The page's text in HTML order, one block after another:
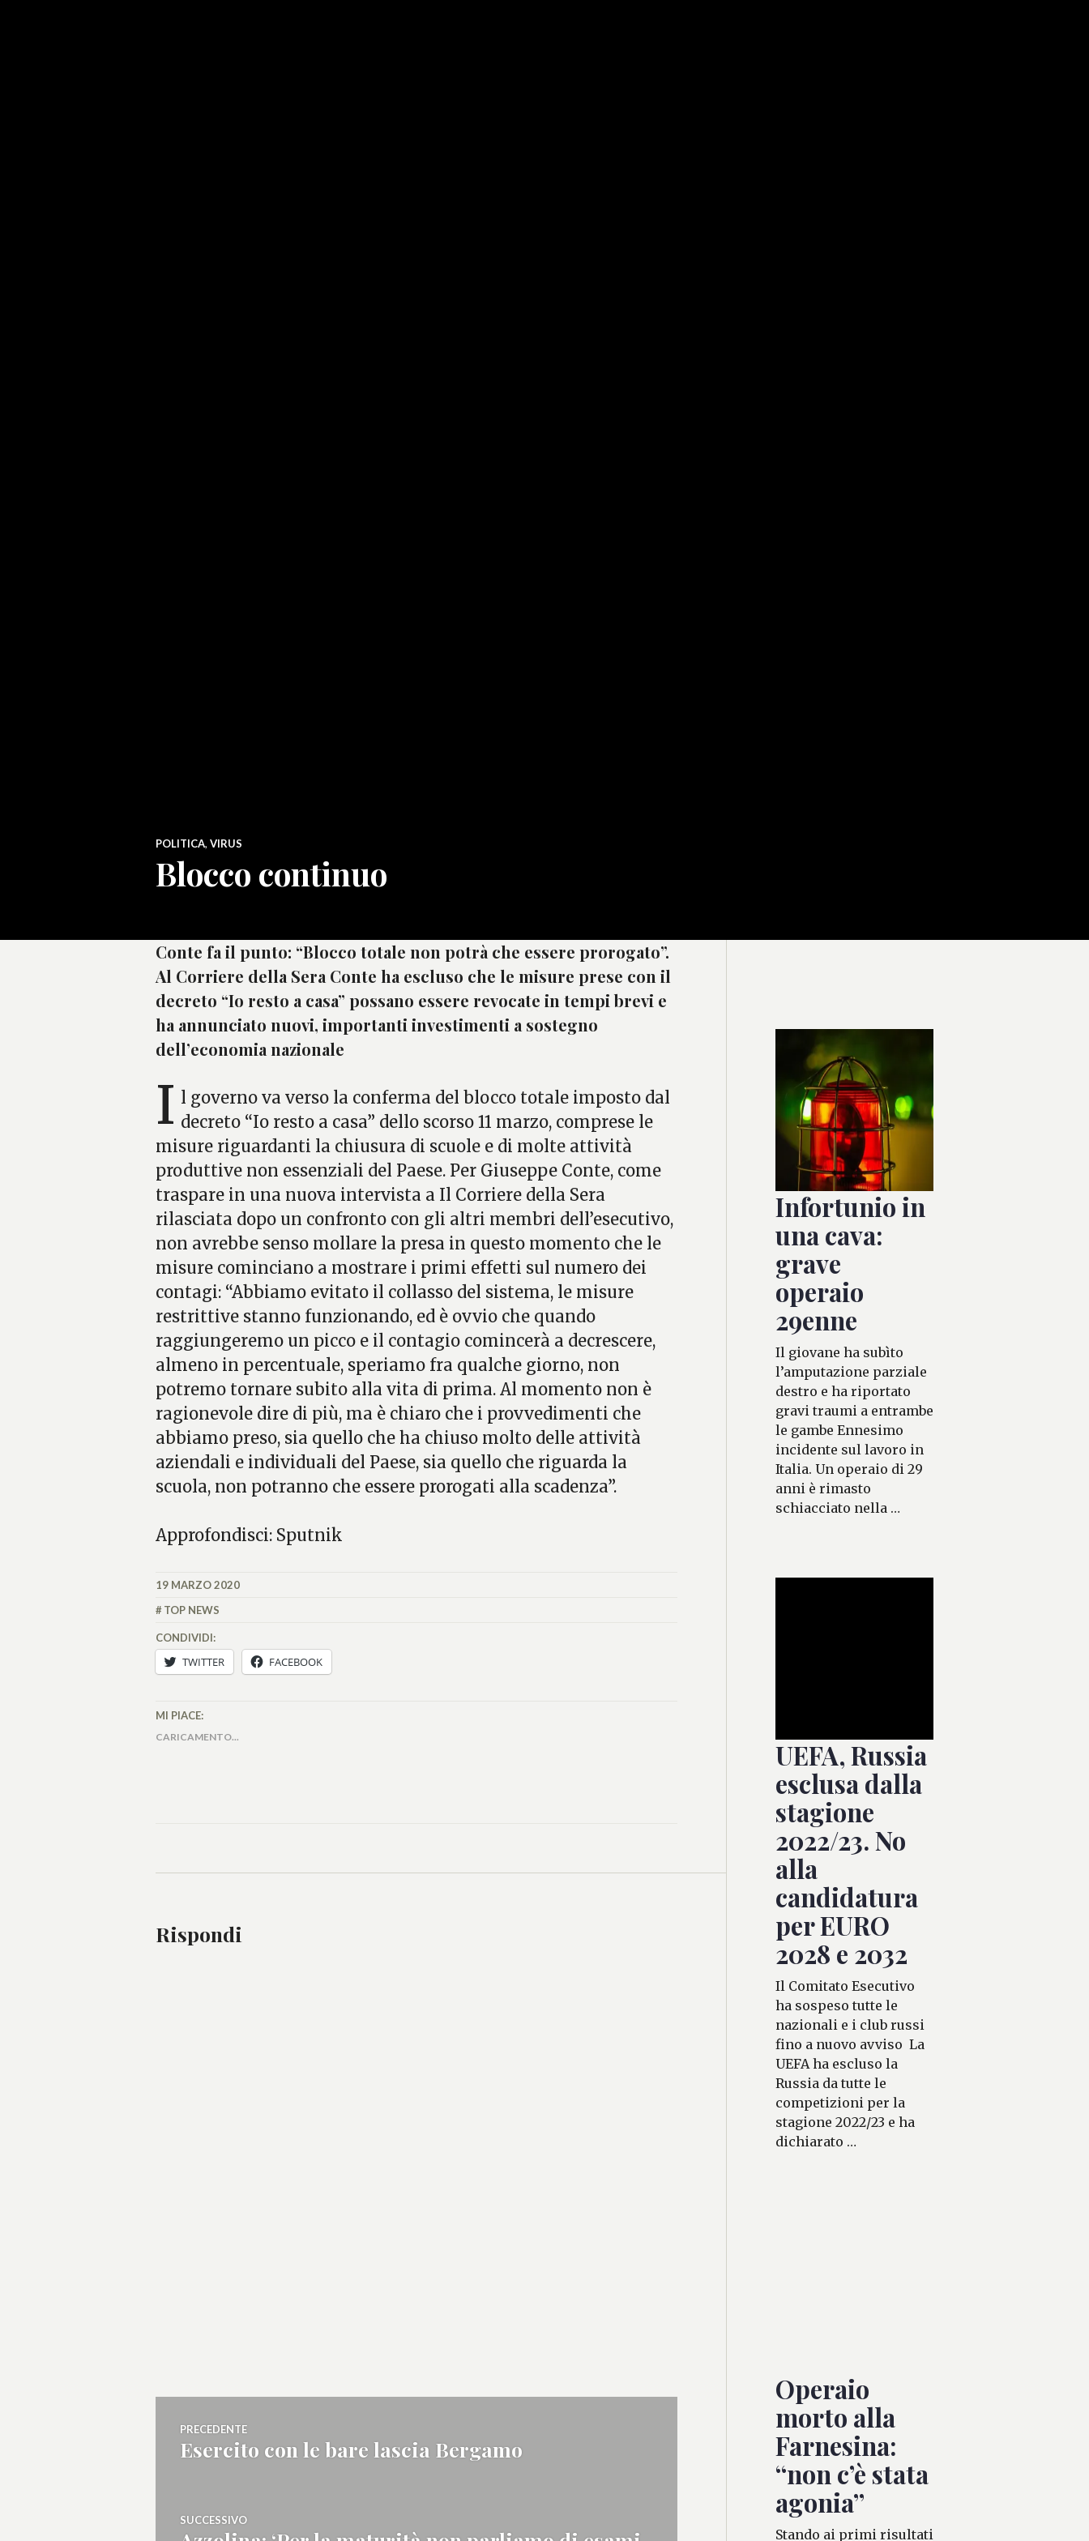
POLITICA, VIRUS
Blocco continuo
Conte fa il punto: “Blocco totale non potrà che essere prorogato”.
Al Corriere della Sera Conte ha escluso che le misure prese con il
decreto “Io resto a casa” possano essere revocate in tempi brevi e
ha annunciato nuovi, importanti investimenti a sostegno
dell’economia nazionale
I l governo va verso la conferma del blocco totale imposto dal
decreto “Io resto a casa” dello scorso 11 marzo, comprese le
misure riguardanti la chiusura di scuole e di molte attività
produttive non essenziali del Paese. Per Giuseppe Conte, come
traspare in una nuova intervista a Il Corriere della Sera
rilasciata dopo un confronto con gli altri membri dell’esecutivo,
non avrebbe senso mollare la presa in questo momento che le
misure cominciano a mostrare i primi effetti sul numero dei
contagi: “Abbiamo evitato il collasso del sistema, le misure
restrittive stanno funzionando, ed è ovvio che quando
raggiungeremo un picco e il contagio comincerà a decrescere,
almeno in percentuale, speriamo fra qualche giorno, non
potremo tornare subito alla vita di prima. Al momento non è
ragionevole dire di più, ma è chiaro che i provvedimenti che
abbiamo preso, sia quello che ha chiuso molto delle attività
aziendali e individuali del Paese, sia quello che riguarda la
scuola, non potranno che essere prorogati alla scadenza”.
Approfondisci: Sputnik
MATTEO
19 MARZO 2020
TOP NEWS
CONDIVIDI:
TWITTER FACEBOOK
MI PIACE:
CARICAMENTO...
Rispondi
Navigazione
articoli
PRECEDENTE
Articolo
Esercito con le bare lascia Bergamo
SUCCESSIVO
Infortunio in
una cava:
grave
operaio
29enne
Il giovane ha subìto
l’amputazione parziale
destro e ha riportato
gravi traumi a entrambe
le gambe Ennesimo
incidente sul lavoro in
Italia. Un operaio di 29
anni è rimasto
schiacciato nella …
UEFA, Russia
esclusa dalla
stagione
2022/23. No
alla
candidatura
per EURO
2028 e 2032
Il Comitato Esecutivo
ha sospeso tutte le
nazionali e i club russi
fino a nuovo avviso La
UEFA ha escluso la
Russia da tutte le
competizioni per la
stagione 2022/23 e ha
dichiarato …
Operaio
morto alla
Farnesina:
“non c’è stata
agonia”
Stando ai primi risultati